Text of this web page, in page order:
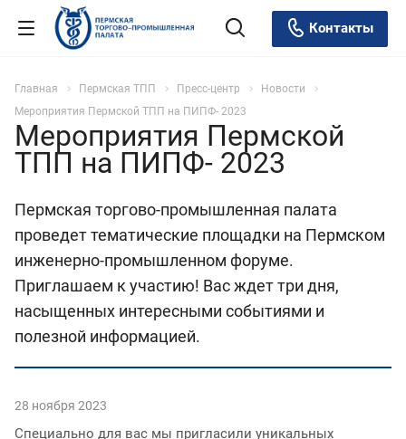
Контакты
Главная Пермская ТПП Пресс-центр
Новости
Мероприятия Пермской ТПП на ПИПФ- 2023
Мероприятия Пермской
ТПП на ПИПФ- 2023
Пермская торгово-промышленная палата
проведет тематические площадки на Пермском
инженерно-промышленном форуме.
Приглашаем к участию! Вас ждет три дня,
насыщенных интересными событиями и
полезной информацией.
28 ноября 2023
Специально для вас мы пригласили уникальных